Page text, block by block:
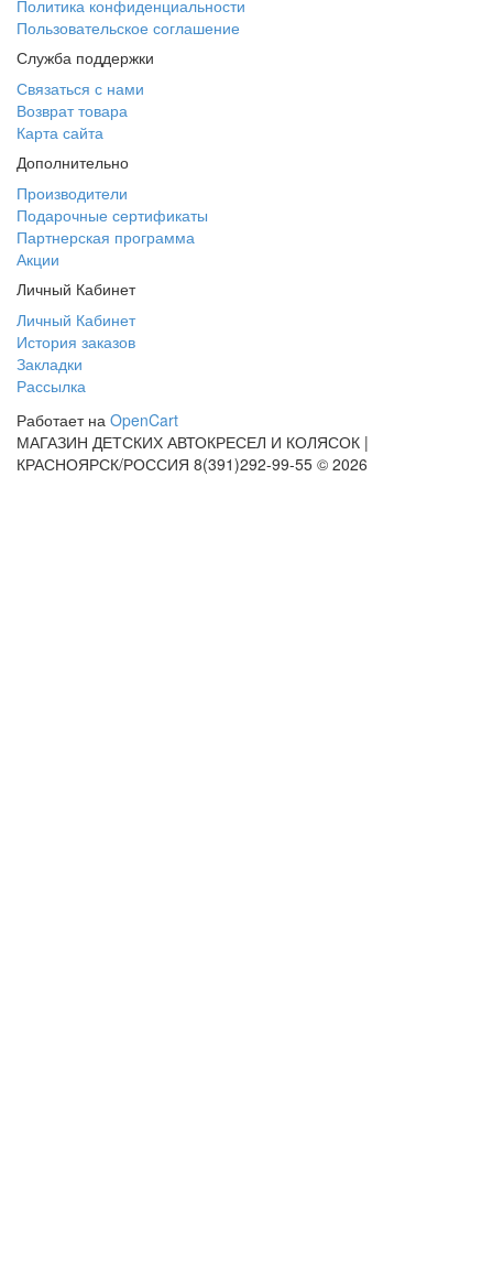
Политика конфиденциальности
Пользовательское соглашение
Служба поддержки
Связаться с нами
Возврат товара
Карта сайта
Дополнительно
Производители
Подарочные сертификаты
Партнерская программа
Акции
Личный Кабинет
Личный Кабинет
История заказов
Закладки
Рассылка
Работает на OpenCart
МАГАЗИН ДЕТСКИХ АВТОКРЕСЕЛ И КОЛЯСОК |
КРАСНОЯРСК/РОССИЯ 8(391)292-99-55 © 2026